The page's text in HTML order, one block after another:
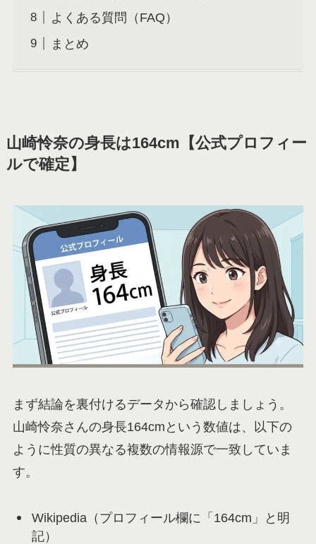
よくある質問（FAQ）
まとめ
山崎怜奈の身長は164cm【公式プロフィー
ルで確定】
まず結論を裏付けるデータから確認しましょう。
山崎怜奈さんの身長164cmという数値は、以下の
ように性質の異なる複数の情報源で一致していま
す。
Wikipedia（プロフィール欄に「164cm」と明
記）